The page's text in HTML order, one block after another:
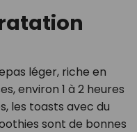
léger, riche en
environ 1 à 2 heures
les toasts avec du
sont de bonnes